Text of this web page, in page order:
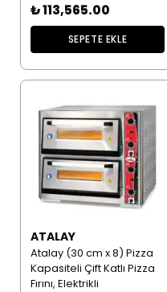
₺ 113,565.00
SEPETE EKLE
ATALAY
Atalay (30 cm x 8) Pizza
Kapasiteli Çift Katlı Pizza
Fırını, Elektrikli